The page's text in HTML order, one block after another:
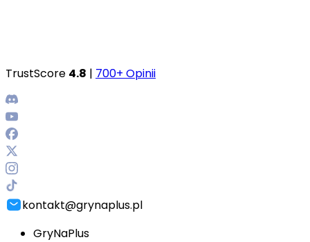
TrustScore 4.8 | 700+ Opinii
kontakt@grynaplus.pl
GryNaPlus